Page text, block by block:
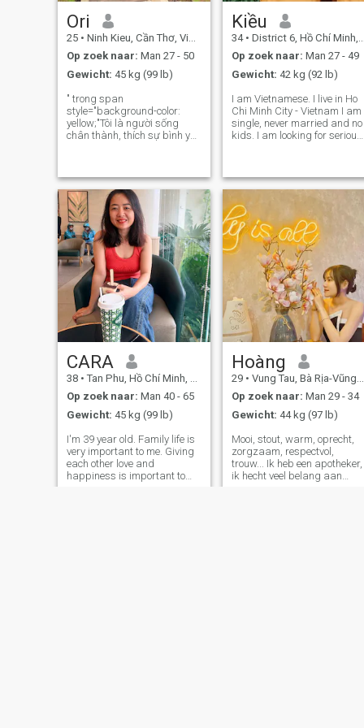
Ori
25 • Ninh Kieu, Cần Thơ, Vietnam
Op zoek naar: Man 27 - 50
Gewicht: 45 kg (99 lb)
" trong span
style="background-color:
yellow;"Tôi là người sống
chân thành, thích sự bình yên
thân mỗi ngày, biết quan
tâm và lắng nghe. Tôi muốn
tìm đúng người để đồng
Kiều
34 • District 6, Hồ Chí Minh, Vietnam
Op zoek naar: Man 27 - 49
Gewicht: 42 kg (92 lb)
I am Vietnamese. I live in Ho
Chi Minh City - Vietnam I am
single, never married and no
kids. I am looking for serious
relationship. Please do not
CARA
38 • Tan Phu, Hồ Chí Minh, Vietnam
Op zoek naar: Man 40 - 65
Gewicht: 45 kg (99 lb)
I'm 39 year old. Family life is
very important to me. Giving
each other love and
happiness is important to
Hoàng
29 • Vung Tau, Bà Rịa-Vũng Tàu, Vietnam
Op zoek naar: Man 29 - 34
Gewicht: 44 kg (97 lb)
Mooi, stout, warm, oprecht,
zorgzaam, respectvol,
trouw... Ik heb een apotheker,
ik hecht veel belang aan